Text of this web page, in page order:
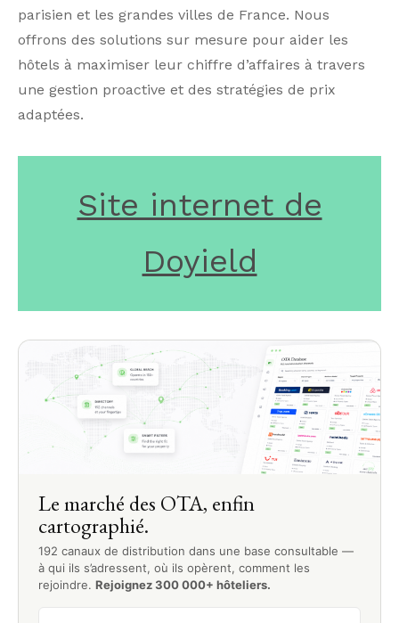
parisien et les grandes villes de France. Nous
offrons des solutions sur mesure pour aider les
hôtels à maximiser leur chiffre d’affaires à travers
une gestion proactive et des stratégies de prix
adaptées.
Site internet de
Doyield
Le marché des OTA, enfin
cartographié.
192 canaux de distribution dans une base consultable —
à qui ils s’adressent, où ils opèrent, comment les
rejoindre. Rejoignez 300 000+ hôteliers.